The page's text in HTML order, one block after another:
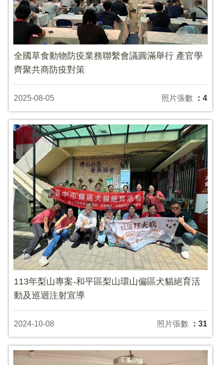
全國草食動物防疫業務聯繫會議圓滿舉行 產官學
齊聚共商防疫對策
2025-08-05 照片張數 ：4
113年梨山專案-和平區梨山環山偏區犬貓絕育活
動及巡迴注射宣導
2024-10-08 照片張數 ：31